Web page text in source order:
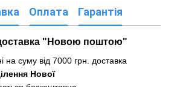
Оплата Гарантія
"Новою поштою"
на суму від 7000 грн. доставка
Нової